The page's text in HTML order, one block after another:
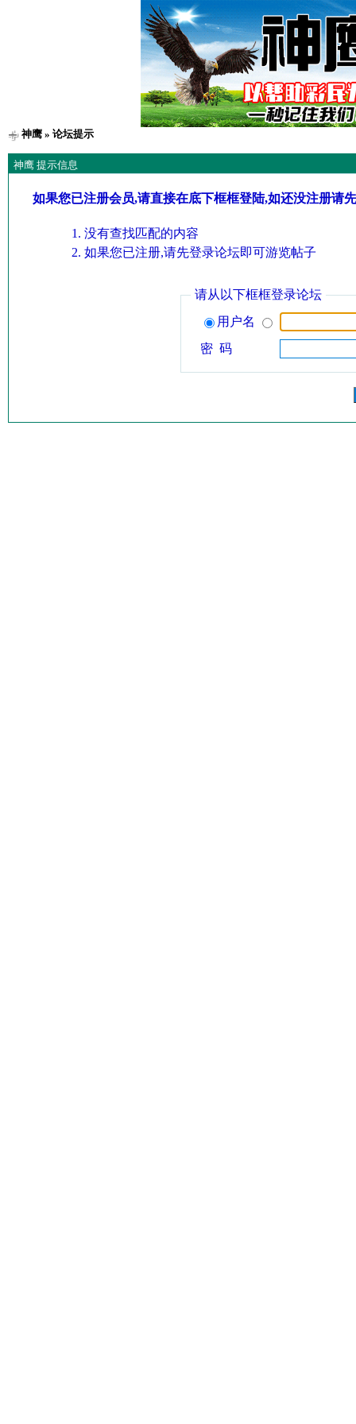
神鹰» 论坛提示
神鹰 提示信息
如果您已注册会员,请直接在底下框框登陆,如还没注册请
没有查找匹配的内容
如果您已注册,请先登录论坛即可游览帖子
请从以下框框登录论坛
用户名
密 码